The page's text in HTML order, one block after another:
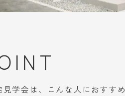
見学会は、こんな人におすすめ